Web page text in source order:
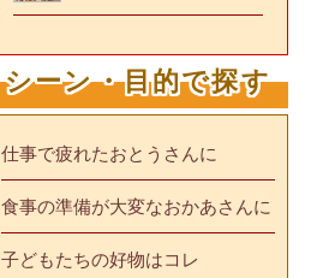
シーン・目的で探す
仕事で疲れたおとうさんに
食事の準備が大変なおかあさんに
子どもたちの好物はコレ